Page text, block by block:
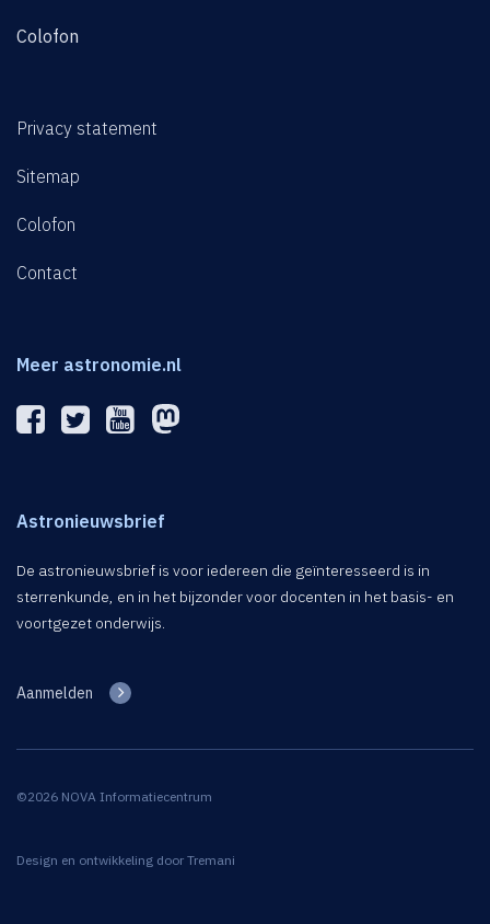
Colofon
Privacy statement
Sitemap
Colofon
Contact
Meer astronomie.nl
Astronieuwsbrief
De astronieuwsbrief is voor iedereen die geïnteresseerd is in
sterrenkunde, en in het bijzonder voor docenten in het basis- en
voortgezet onderwijs.
Aanmelden
©2026 NOVA Informatiecentrum
Design en ontwikkeling door Tremani